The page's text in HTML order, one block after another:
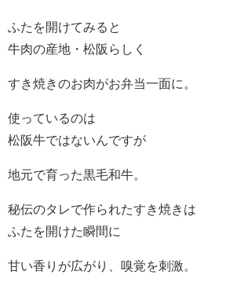
ふたを開けてみると
牛肉の産地・松阪らしく
すき焼きのお肉がお弁当一面に。
使っているのは
松阪牛ではないんですが
地元で育った黒毛和牛。
秘伝のタレで作られたすき焼きは
ふたを開けた瞬間に
甘い香りが広がり、嗅覚を刺激。